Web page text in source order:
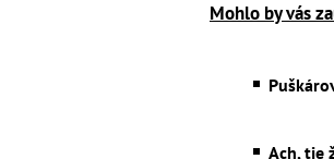
Mohlo by vás
Ach, tie